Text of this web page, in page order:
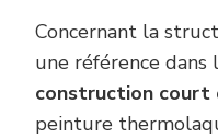
Concernant la
une référence dans
construction court
peinture